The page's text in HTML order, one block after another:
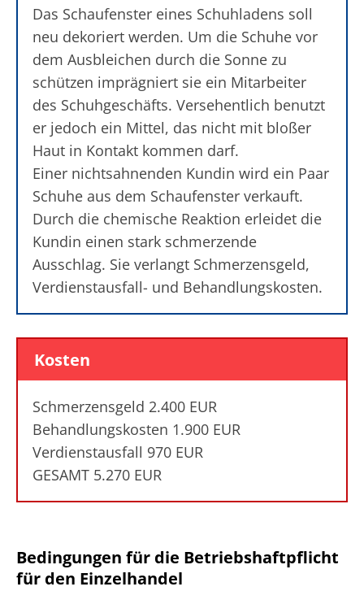
Das Schaufenster eines Schuhladens soll
neu dekoriert werden. Um die Schuhe vor
dem Ausbleichen durch die Sonne zu
schützen imprägniert sie ein Mitarbeiter
des Schuhgeschäfts. Versehentlich benutzt
er jedoch ein Mittel, das nicht mit bloßer
Haut in Kontakt kommen darf.
Einer nichtsahnenden Kundin wird ein Paar
Schuhe aus dem Schaufenster verkauft.
Durch die chemische Reaktion erleidet die
Kundin einen stark schmerzende
Ausschlag. Sie verlangt Schmerzensgeld,
Verdienstausfall- und Behandlungskosten.
Kosten
Schmerzensgeld 2.400 EUR
Behandlungskosten 1.900 EUR
Verdienstausfall 970 EUR
GESAMT 5.270 EUR
Bedingungen für die Betriebshaftpflicht
für den Einzelhandel